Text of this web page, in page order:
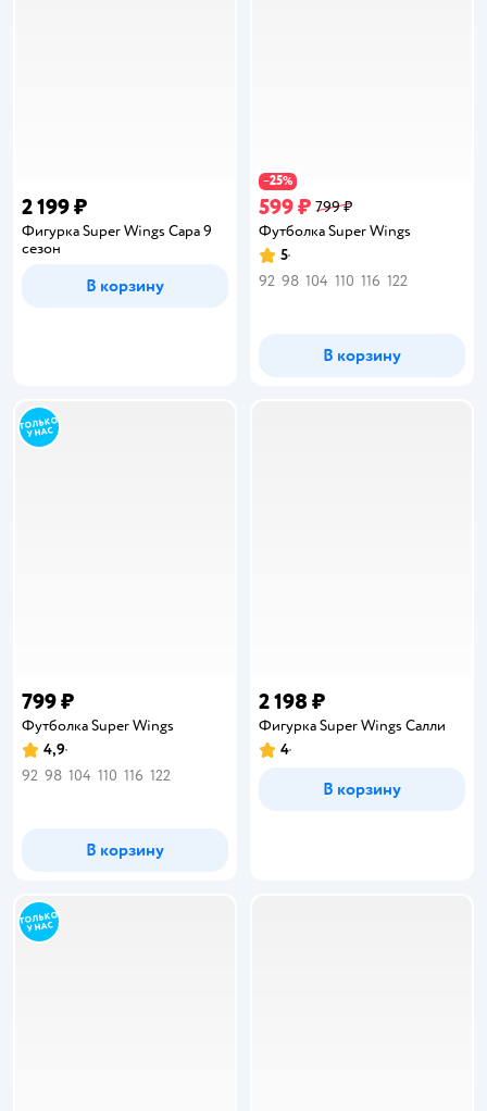
2 199 ₽
Фигурка Super Wings Сара 9
сезон
В корзину
−25%
599 ₽ 799 ₽
Футболка Super Wings
Рейтинг:
5
92 98 104 110 116 122
В корзину
799 ₽
Футболка Super Wings
Рейтинг:
4,9
92 98 104 110 116 122
В корзину
2 198 ₽
Фигурка Super Wings Салли
Рейтинг:
4
В корзину